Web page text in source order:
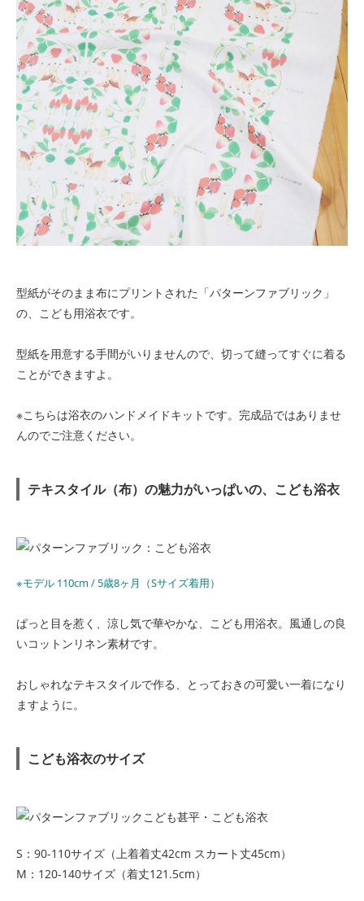
型紙がそのまま布にプリントされた「パターンファブリック」
の、こども用浴衣です。
型紙を用意する手間がいりませんので、切って縫ってすぐに着る
ことができますよ。
※こちらは浴衣のハンドメイドキットです。完成品ではありませ
んのでご注意ください。
テキスタイル（布）の魅力がいっぱいの、こども浴衣
※モデル 110cm / 5歳8ヶ月（Sサイズ着用）
ぱっと目を惹く、涼し気で華やかな、こども用浴衣。風通しの良
いコットンリネン素材です。
おしゃれなテキスタイルで作る、とっておきの可愛い一着になり
ますように。
こども浴衣のサイズ
S：90-110サイズ（上着着丈42cm スカート丈45cm）
M：120-140サイズ（着丈121.5cm）